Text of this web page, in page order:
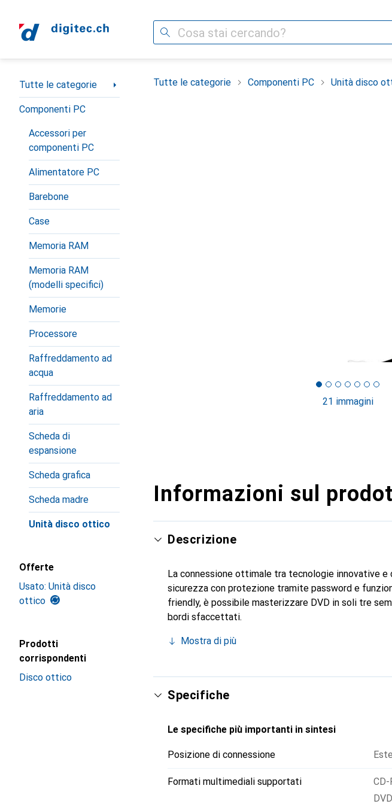
Cerca
Categoria Navigazione
Tutte le categorie
Componenti PC
Accessori per
componenti PC
Alimentatore PC
Barebone
Case
Memoria RAM
Memoria RAM
(modelli specifici)
Memorie
Processore
Raffreddamento ad
acqua
Raffreddamento ad
aria
Scheda di
espansione
Scheda grafica
Scheda madre
Unità disco ottico
Offerte
Usato: Unità disco
ottico
Prodotti
corrispondenti
Disco ottico
Tutte le categorie Componenti PC Unità disco
21 immagini
Informazioni sul
Descrizione
La connessione ottimale tra tecnologie innovative
sicurezza con protezione tramite password e
friendly, è possibile masterizzare DVD in soli tre
bordi sfaccettati.
Mostra di più
Specifiche
Le specifiche più importanti in sintesi
Posizione di connessione
Formati multimediali supportati CD-